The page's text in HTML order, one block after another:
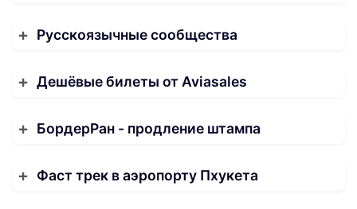
Русскоязычные сообщества
Дешёвые билеты от Aviasales
БордерРан - продление штампа
Фаст трек в аэропорту Пхукета